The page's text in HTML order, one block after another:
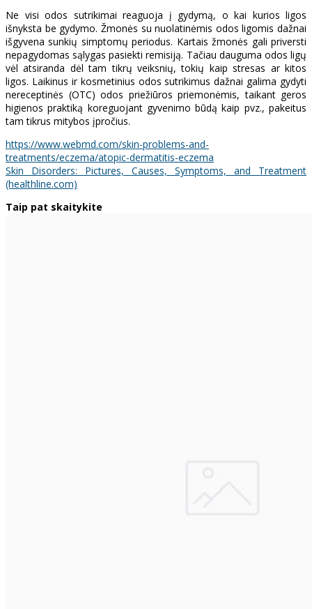
Ne visi odos sutrikimai reaguoja į gydymą, o kai kurios ligos
išnyksta be gydymo. Žmonės su nuolatinėmis odos ligomis dažnai
išgyvena sunkių simptomų periodus. Kartais žmonės gali priversti
nepagydomas sąlygas pasiekti remisiją. Tačiau dauguma odos ligų
vėl atsiranda dėl tam tikrų veiksnių, tokių kaip stresas ar kitos
ligos. Laikinus ir kosmetinius odos sutrikimus dažnai galima gydyti
nereceptinės (OTC) odos priežiūros priemonėmis, taikant geros
higienos praktiką koreguojant gyvenimo būdą kaip pvz., pakeitus
tam tikrus mitybos įpročius.
https://www.webmd.com/skin-problems-and-
treatments/eczema/atopic-dermatitis-eczema
Skin Disorders: Pictures, Causes, Symptoms, and Treatment
(healthline.com)
Taip pat skaitykite